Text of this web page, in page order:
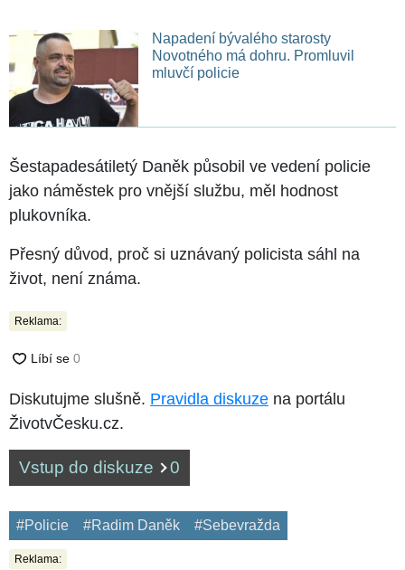
Napadení bývalého starosty
Novotného má dohru. Promluvil
mluvčí policie
Šestapadesátiletý Daněk působil ve vedení policie
jako náměstek pro vnější službu, měl hodnost
plukovníka.
Přesný důvod, proč si uznávaný policista sáhl na
život, není známa.
Reklama:
Diskutujme slušně. Pravidla diskuze na portálu
ŽivotvČesku.cz.
Vstup do diskuze 0
#Policie #Radim Daněk #Sebevražda
Reklama: